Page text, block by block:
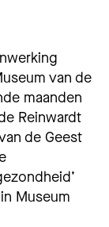
van de
maanden
Reinwardt
de Geest
Museum